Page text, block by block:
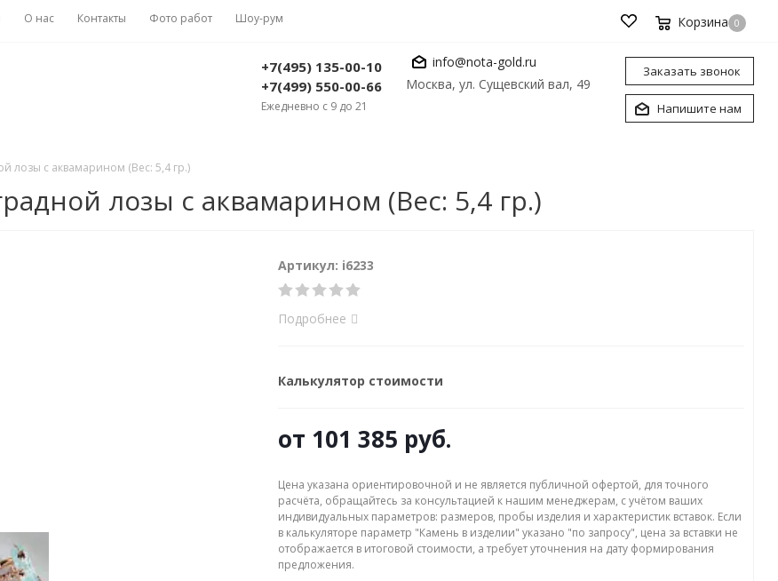
О нас Контакты Фото работ Шоу-рум Корзина 0
+7(495) 135-00-10
+7(499) 550-00-66
Ежедневно с 9 до 21
info@nota-gold.ru
Москва, ул. Сущевский вал, 49
Заказать звонок
Напишите нам
лозы с аквамарином (Вес: 5,4 гр.)
лозы с аквамарином (Вес: 5,4 гр.)
Артикул: i6233
Подробнее
Калькулятор стоимости
от 101 385 руб.
Цена указана ориентировочной и не является публичной офертой, для точного
расчёта, обращайтесь за консультацией к нашим менеджерам, с учётом ваших
индивидуальных параметров: размеров, пробы изделия и характеристик вставок. Если
в калькуляторе параметр "Камень в изделии" указано "по запросу", цена за вставки не
отображается в итоговой стоимости, а требует уточнения на дату формирования
предложения.